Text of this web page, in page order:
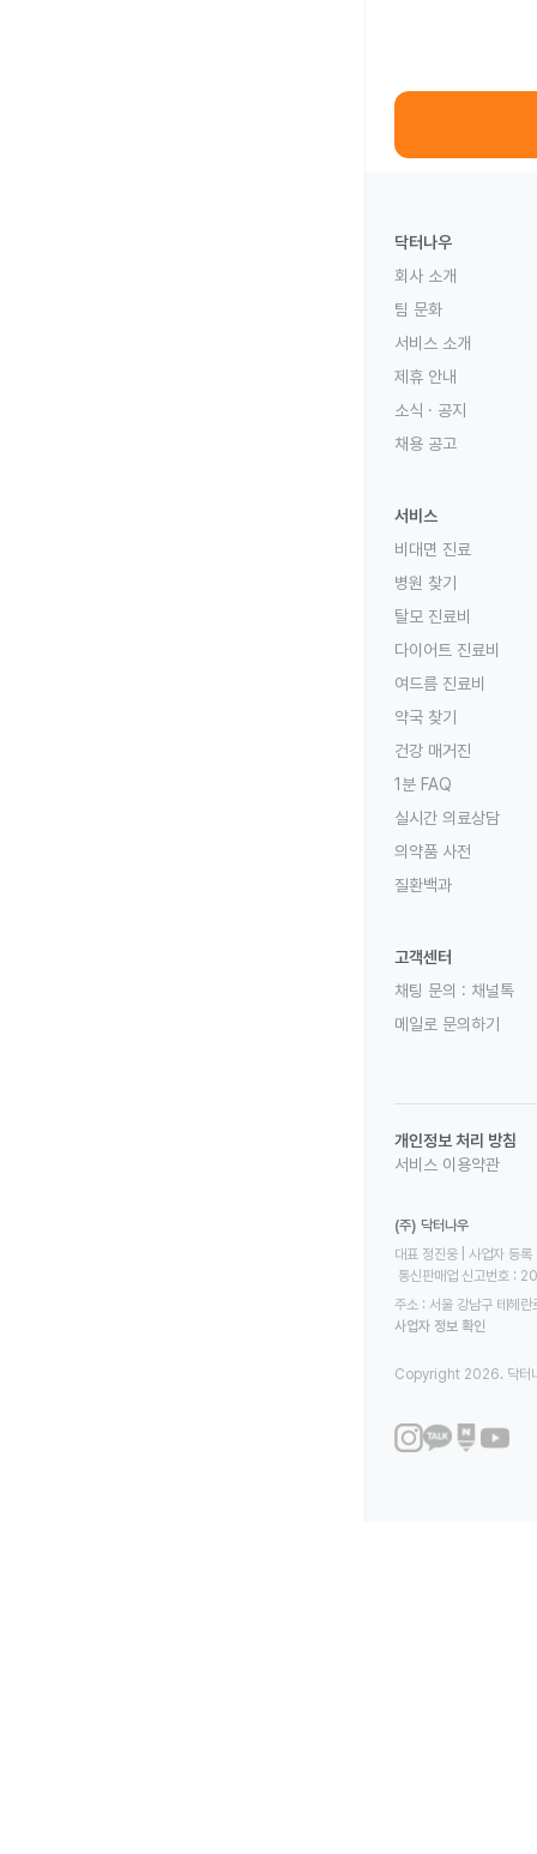
닥터나우
회사 소개
팀 문화
서비스 소개
제휴 안내
소식 · 공지
채용 공고
서비스
비대면 진료
병원 찾기
탈모 진료비
다이어트 진료비
여드름 진료비
약국 찾기
건강 매거진
1분 FAQ
실시간 의료상담
의약품 사전
질환백과
고객센터
채팅 문의 : 채널톡
메일로 문의하기
개인정보 처리 방침
서비스 이용약관
(주) 닥터나우
대표 정진웅 | 사업자
통신판매업 신고번호
주소 : 서울 강남구 테헤
사업자 정보 확인
Copyright 2026. 닥터